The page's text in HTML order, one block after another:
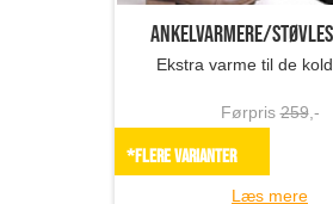
Ankelvarmere/
Ekstra varme til de
Førpris259,-
*Flere varianter
Læs mere